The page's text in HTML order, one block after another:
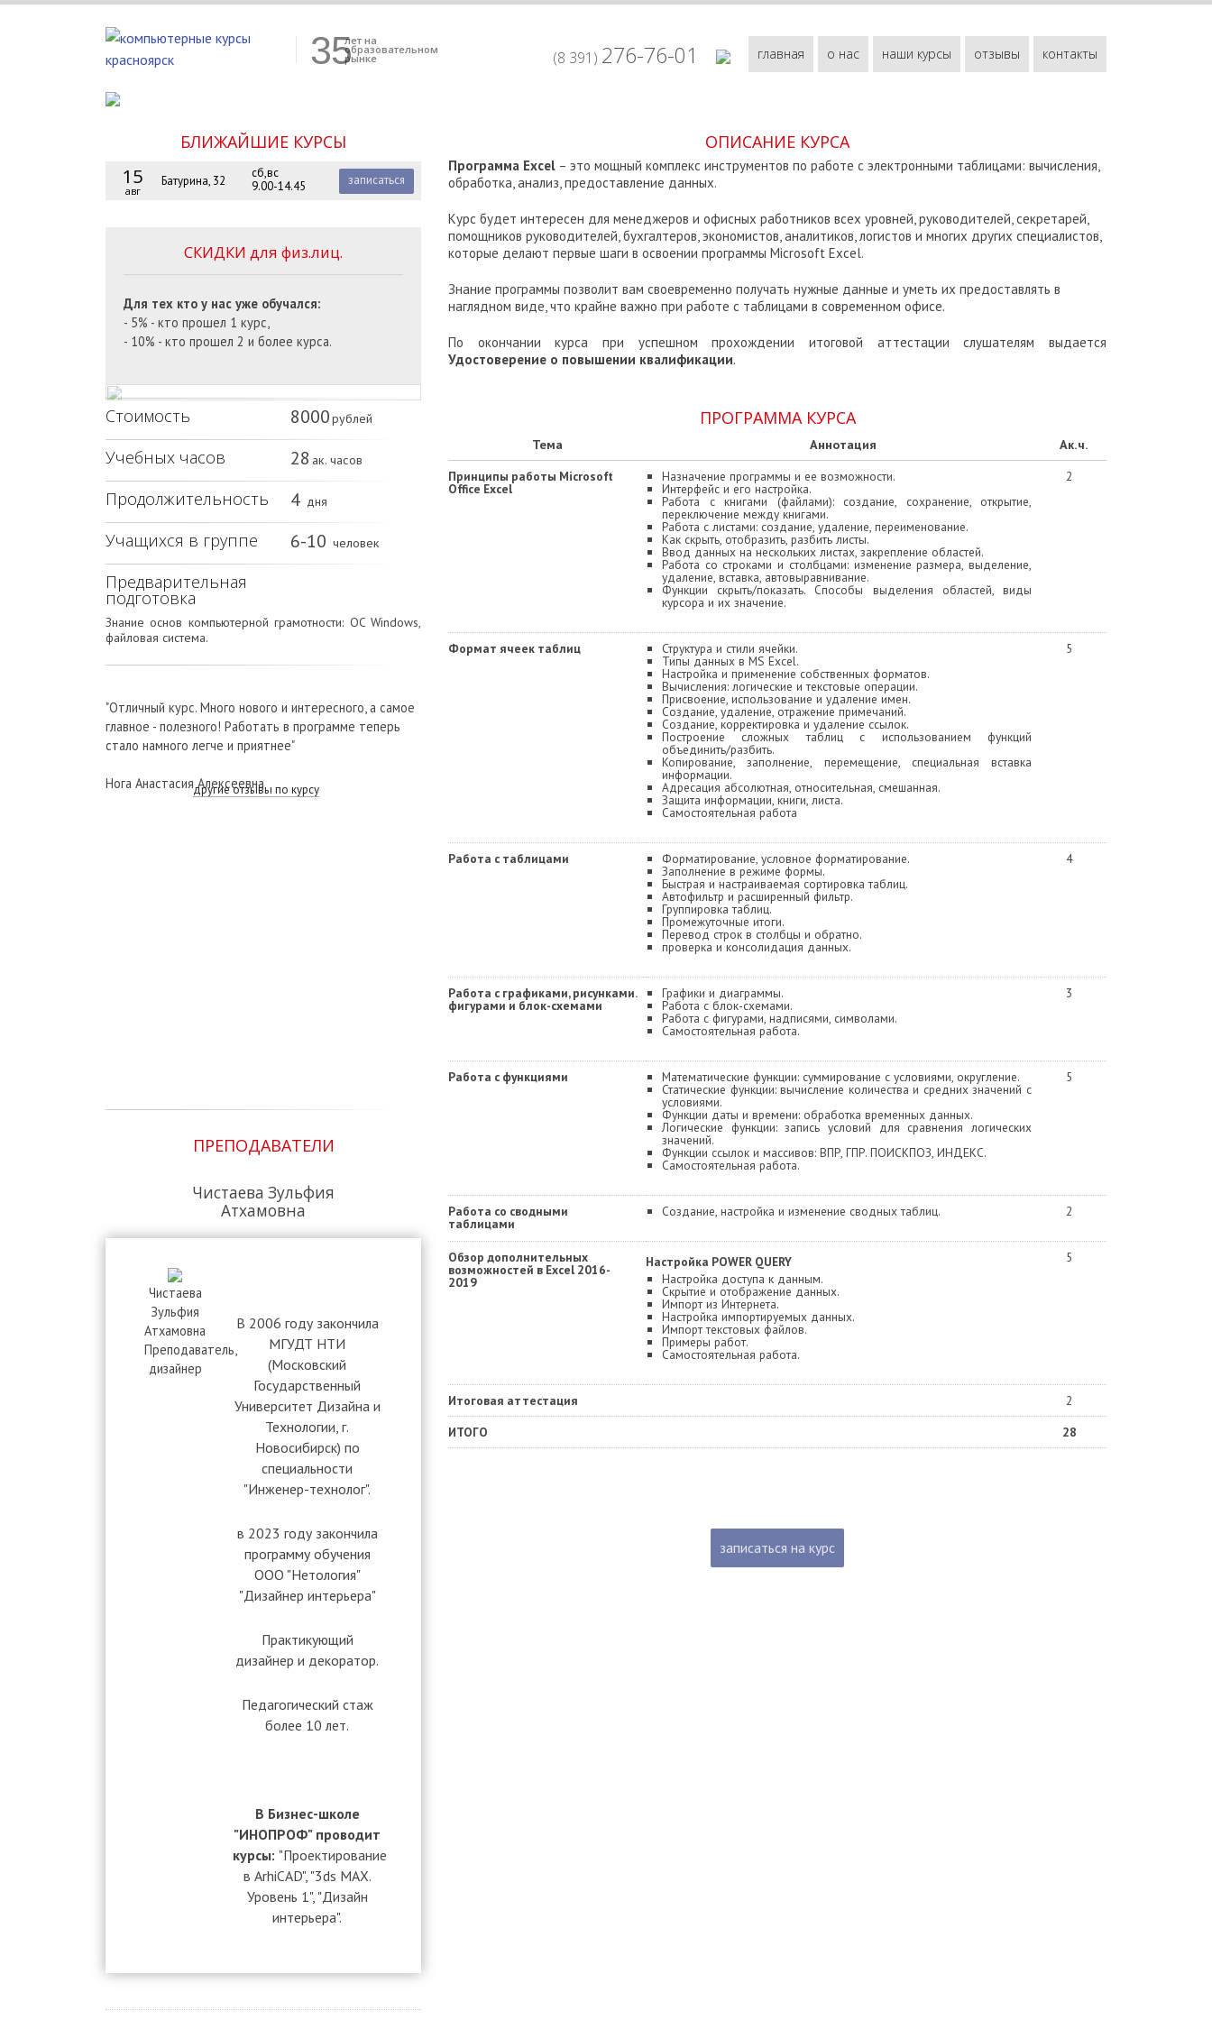
35лет на
образовательном
рынке главная о нас наши курсы отзывы контакты
(8 391) 276-76-01
БЛИЖАЙШИЕ КУРСЫ
15
авг
Батурина, 32
сб,вс
9.00-14.45
записаться
СКИДКИ для физ.лиц.
Для тех кто у нас уже обучался:
- 5% - кто прошел 1 курс,
- 10% - кто прошел 2 и более курса.
Стоимость 8000рублей
Учебных часов 28 ак. часов
Продолжительность 4 дня
Учащихся в группе 6-10 человек
Предварительная
подготовка
Знание основ компьютерной грамотности: OC Windows,
файловая система.
"Отличный курс. Много нового и интересного, а самое
главное - полезного! Работать в программе теперь
стало намного легче и приятнее"
Нога Анастасия Алексеевна
другие отзывы по курсу
ПРЕПОДАВАТЕЛИ
Чистаева Зульфия
Атхамовна
Чистаева
Зульфия
Атхамовна
Преподаватель,
дизайнер
В 2006 году закончила
МГУДТ НТИ
(Московский
Государственный
Университет Дизайна и
Технологии, г.
Новосибирск) по
специальности
"Инженер-технолог".
в 2023 году закончила
программу обучения
ООО "Нетология"
"Дизайнер интерьера"
Практикующий
дизайнер и декоратор.
Педагогический стаж
более 10 лет.
В Бизнес-школе
"ИНОПРОФ" проводит
курсы: "Проектирование
в ArhiCAD", "3ds MAX.
Уровень 1", "Дизайн
интерьера".
ОПИСАНИЕ КУРСА
Программа Excel – это мощный комплекс инструментов по работе с электронными таблицами: вычисления,
обработка, анализ, предоставление данных.
Курс будет интересен для менеджеров и офисных работников всех уровней, руководителей, секретарей,
помощников руководителей, бухгалтеров, экономистов, аналитиков, логистов и многих других специалистов,
которые делают первые шаги в освоении программы Microsoft Excel.
Знание программы позволит вам своевременно получать нужные данные и уметь их предоставлять в
наглядном виде, что крайне важно при работе с таблицами в современном офисе.
По окончании курса при успешном прохождении итоговой аттестации слушателям выдается
Удостоверение о повышении квалификации.
ПРОГРАММА КУРСА
Тема Аннотация Ак.ч.
Принципы работы Microsoft
Offiсe Excel
Назначение программы и ее возможности.
Интерфейс и его настройка.
Работа с книгами (файлами): создание, сохранение, открытие,
переключение между книгами.
Работа с листами: создание, удаление, переименование.
Как скрыть, отобразить, разбить листы.
Ввод данных на нескольких листах, закрепление областей.
Работа со строками и столбцами: изменение размера, выделение,
удаление, вставка, автовыравнивание.
Функции скрыть/показать. Способы выделения областей, виды
курсора и их значение.
2
Формат ячеек таблиц Структура и стили ячейки.
Типы данных в MS Excel.
Настройка и применение собственных форматов.
Вычисления: логические и текстовые операции.
Присвоение, использование и удаление имен.
Создание, удаление, отражение примечаний.
Создание, корректировка и удаление ссылок.
Построение сложных таблиц с использованием функций
объединить/разбить.
Копирование, заполнение, перемещение, специальная вставка
информации.
Адресация абсолютная, относительная, смешанная.
Защита информации, книги, листа.
Самостоятельная работа
5
Работа с таблицами Форматирование, условное форматирование.
Заполнение в режиме формы.
Быстрая и настраиваемая сортировка таблиц.
Автофильтр и расширенный фильтр.
Группировка таблиц.
Промежуточные итоги.
Перевод строк в столбцы и обратно.
проверка и консолидация данных.
4
Работа с графиками, рисунками.
фигурами и блок-схемами
Графики и диаграммы.
Работа с блок-схемами.
Работа с фигурами, надписями, символами.
Самостоятельная работа.
3
Работа с функциями Математические функции: суммирование с условиями, округление.
Статические функции: вычисление количества и средних значений с
условиями.
Функции даты и времени: обработка временных данных.
Логические функции: запись условий для сравнения логических
значений.
Функции ссылок и массивов: ВПР, ГПР. ПОИСКПОЗ, ИНДЕКС.
Самостоятельная работа.
5
Работа со сводными
таблицами
Создание, настройка и изменение сводных таблиц. 2
Обзор дополнительных
возможностей в Excel 2016-
2019
Настройка POWER QUERY
Настройка доступа к данным.
Скрытие и отображение данных.
Импорт из Интернета.
Настройка импортируемых данных.
Импорт текстовых файлов.
Примеры работ.
Самостоятельная работа.
5
Итоговая аттестация
2
ИТОГО
28
записаться на курс